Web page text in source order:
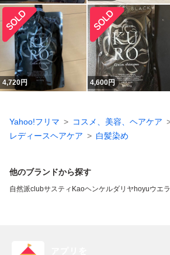
4,720円 4,600円
Yahoo!フリマ
コスメ、美容、ヘアケア
レディースヘアケア
白髪染め
他のブランドから探す
自然派clubサスティ Kaoヘンケルダリヤ hoyuウエラ